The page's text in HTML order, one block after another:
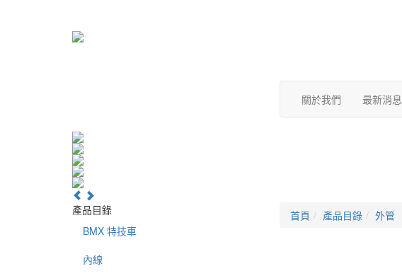
關於我們 最新消息
產品目錄
BMX 特技車
內線
首頁 產品目錄 外管